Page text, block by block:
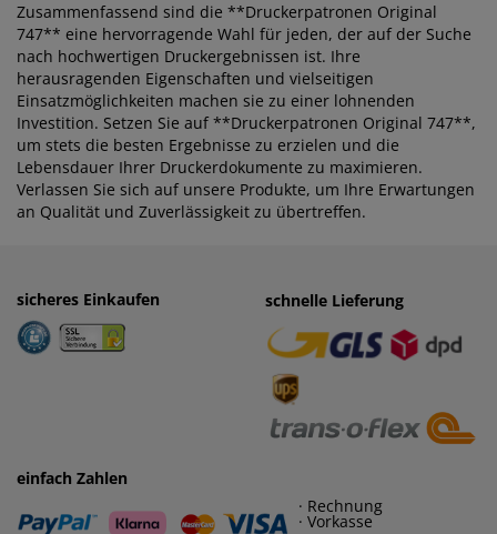
Zusammenfassend sind die **Druckerpatronen Original
747** eine hervorragende Wahl für jeden, der auf der Suche
nach hochwertigen Druckergebnissen ist. Ihre
herausragenden Eigenschaften und vielseitigen
Einsatzmöglichkeiten machen sie zu einer lohnenden
Investition. Setzen Sie auf **Druckerpatronen Original 747**,
um stets die besten Ergebnisse zu erzielen und die
Lebensdauer Ihrer Druckerdokumente zu maximieren.
Verlassen Sie sich auf unsere Produkte, um Ihre Erwartungen
an Qualität und Zuverlässigkeit zu übertreffen.
sicheres Einkaufen einfaches Zahlen
· Rechnung
· Vorkasse
schnelle Lieferung
einfach Zahlen
· Rechnung
· Vorkasse